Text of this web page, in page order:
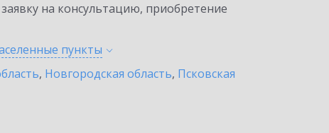
на консультацию, приобретение
пункты
, Новгородская область, Псковская